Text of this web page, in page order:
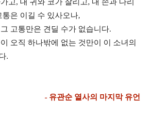
고, 내 귀와 코가 잘리고, 내 손과 다리
은 이길 수 있사오나,
고통만은 견딜 수가 없습니다.
오직 하나밖에 없는 것만이 이 소녀의
.
- 유관순 열사의 마지막 유언